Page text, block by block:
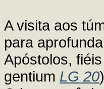
A visita aos
para
Apóstolos,
gentium LG 20